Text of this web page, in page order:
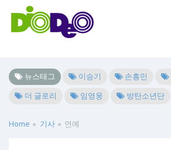
뉴스태그 이승기 손흥민
더 글로리
임영웅 방탄소년단
Home 기사 연예